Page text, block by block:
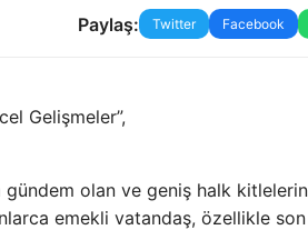
Paylaş: Twitter Facebook
Gelişmeler”,
olan ve geniş halk
emekli vatandaş, özellikle